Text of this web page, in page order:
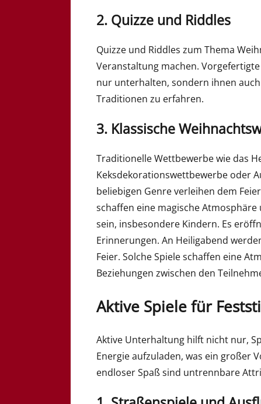
2. Quizze und Riddles
Quizze und Riddles zum Thema
Veranstaltung machen.
nur unterhalten, sondern ihnen
Traditionen zu erfahren.
3. Klassische
Traditionelle Wettbewerbe wie das
Keksdekorationswettbewerbe oder
beliebigen Genre verleihen dem
schaffen eine magische
sein, insbesondere Kindern. Es
Erinnerungen. An Heiligabend
Feier. Solche Spiele schaffen eine
Beziehungen zwischen den
Aktive Spiele für
Aktive Unterhaltung hilft nicht nur,
Energie aufzuladen, was ein großer
endloser Spaß sind untrennbare